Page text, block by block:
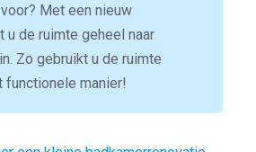
Met een nieuw
u de ruimte geheel naar
Zo gebruikt u de ruimte
functionele manier!